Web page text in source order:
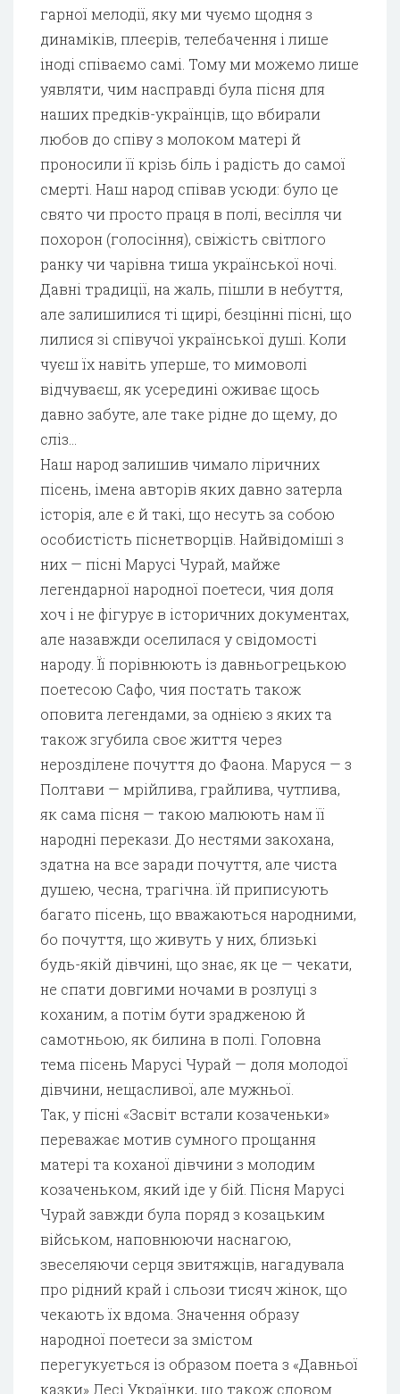
гарної мелодії, яку ми чуємо щодня з
динаміків, плеєрів, телебачення і лише
іноді співаємо самі. Тому ми можемо лише
уявляти, чим насправді була пісня для
наших предків-українців, що вбирали
любов до співу з молоком матері й
проносили її крізь біль і радість до самої
смерті. Наш народ співав усюди: було це
свято чи просто праця в полі, весілля чи
похорон (голосіння), свіжість світлого
ранку чи чарівна тиша української ночі.
Давні традиції, на жаль, пішли в небуття,
але залишилися ті щирі, безцінні пісні, що
лилися зі співучої української душі. Коли
чуєш їх навіть уперше, то мимоволі
відчуваєш, як усередині оживає щось
давно забуте, але таке рідне до щему, до
сліз…
Наш народ залишив чимало ліричних
пісень, імена авторів яких давно затерла
історія, але є й такі, що несуть за собою
особистість піснетворців. Найвідоміші з
них — пісні Марусі Чурай, майже
легендарної народної поетеси, чия доля
хоч і не фігурує в історичних документах,
але назавжди оселилася у свідомості
народу. Її порівнюють із давньогрецькою
поетесою Сафо, чия постать також
оповита легендами, за однією з яких та
також згубила своє життя через
нерозділене почуття до Фаона. Маруся — з
Полтави — мрійлива, грайлива, чутлива,
як сама пісня — такою малюють нам її
народні перекази. До нестями закохана,
здатна на все заради почуття, але чиста
душею, чесна, трагічна. їй приписують
багато пісень, що вважаються народними,
бо почуття, що живуть у них, близькі
будь-якій дівчині, що знає, як це — чекати,
не спати довгими ночами в розлуці з
коханим, а потім бути зрадженою й
самотньою, як билина в полі. Головна
тема пісень Марусі Чурай — доля молодої
дівчини, нещасливої, але мужньої.
Так, у пісні «Засвіт встали козаченьки»
переважає мотив сумного прощання
матері та коханої дівчини з молодим
козаченьком, який іде у бій. Пісня Марусі
Чурай завжди була поряд з козацьким
військом, наповнюючи наснагою,
звеселяючи серця звитяжців, нагадувала
про рідний край і сльози тисяч жінок, що
чекають їх вдома. Значення образу
народної поетеси за змістом
перегукується із образом поета з «Давньої
казки» Лесі Українки, що також словом